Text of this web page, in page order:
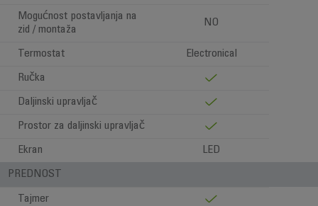
Mogućnost postavljanja na
zid / montaža
NO
Termostat Electronical
Ručka
Daljinski upravljač
Prostor za daljinski upravljač
Ekran LED
PREDNOST
Tajmer